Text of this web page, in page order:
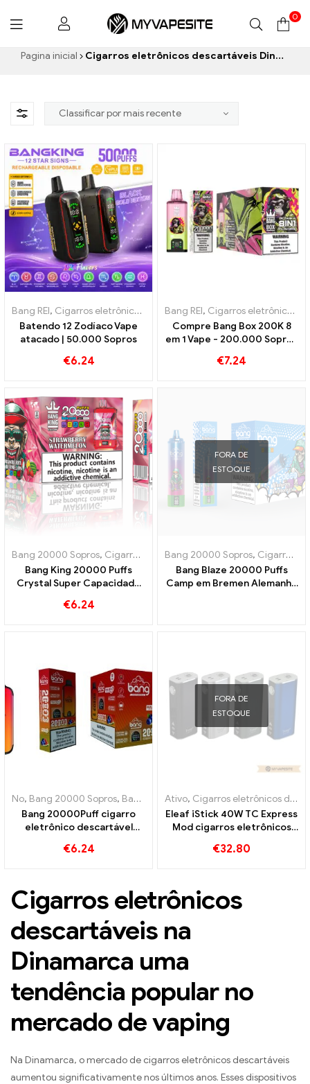
Myvapesite.de
0
Pagina inicial Cigarros eletrônicos descartáveis ​​Dinamarca
Bang REI, Cigarros eletrônicos descartáveis , Cigarros eletrônicos
Batendo 12 Zodíaco Vape
atacado | 50.000 Sopros
€6.24
Bang REI, Cigarros eletrônicos descartáveis
Compre Bang Box 200K 8
em 1 Vape - 200.000 Sopros
€7.24
Bang 20000 Sopros, Cigarros eletrônicos descartáveis , Cigarros
Bang King 20000 Puffs
Crystal Super Capacidade
Tripla
€6.24
FORA DE
ESTOQUE
Bang 20000 Sopros, Cigarro eletrônico descartável com nicotina
Bang Blaze 20000 Puffs
Camp em Bremen Alemanha
No, Bang 20000 Sopros, Bang REI
Cigarros eletrônicos
Bang 20000Puff cigarro
eletrônico descartável
malha dupla
€6.24
FORA DE
ESTOQUE
Ativo, Cigarros eletrônicos descartáveis ​​Bélgica
Eleaf iStick 40W TC Express
Mod cigarros eletrônicos
€32.80
Cigarros eletrônicos
descartáveis ​​na
Dinamarca uma
tendência popular no
mercado de vaping
Na Dinamarca, o mercado de cigarros eletrônicos descartáveis ​​
aumentou significativamente nos últimos anos. Esses dispositivos